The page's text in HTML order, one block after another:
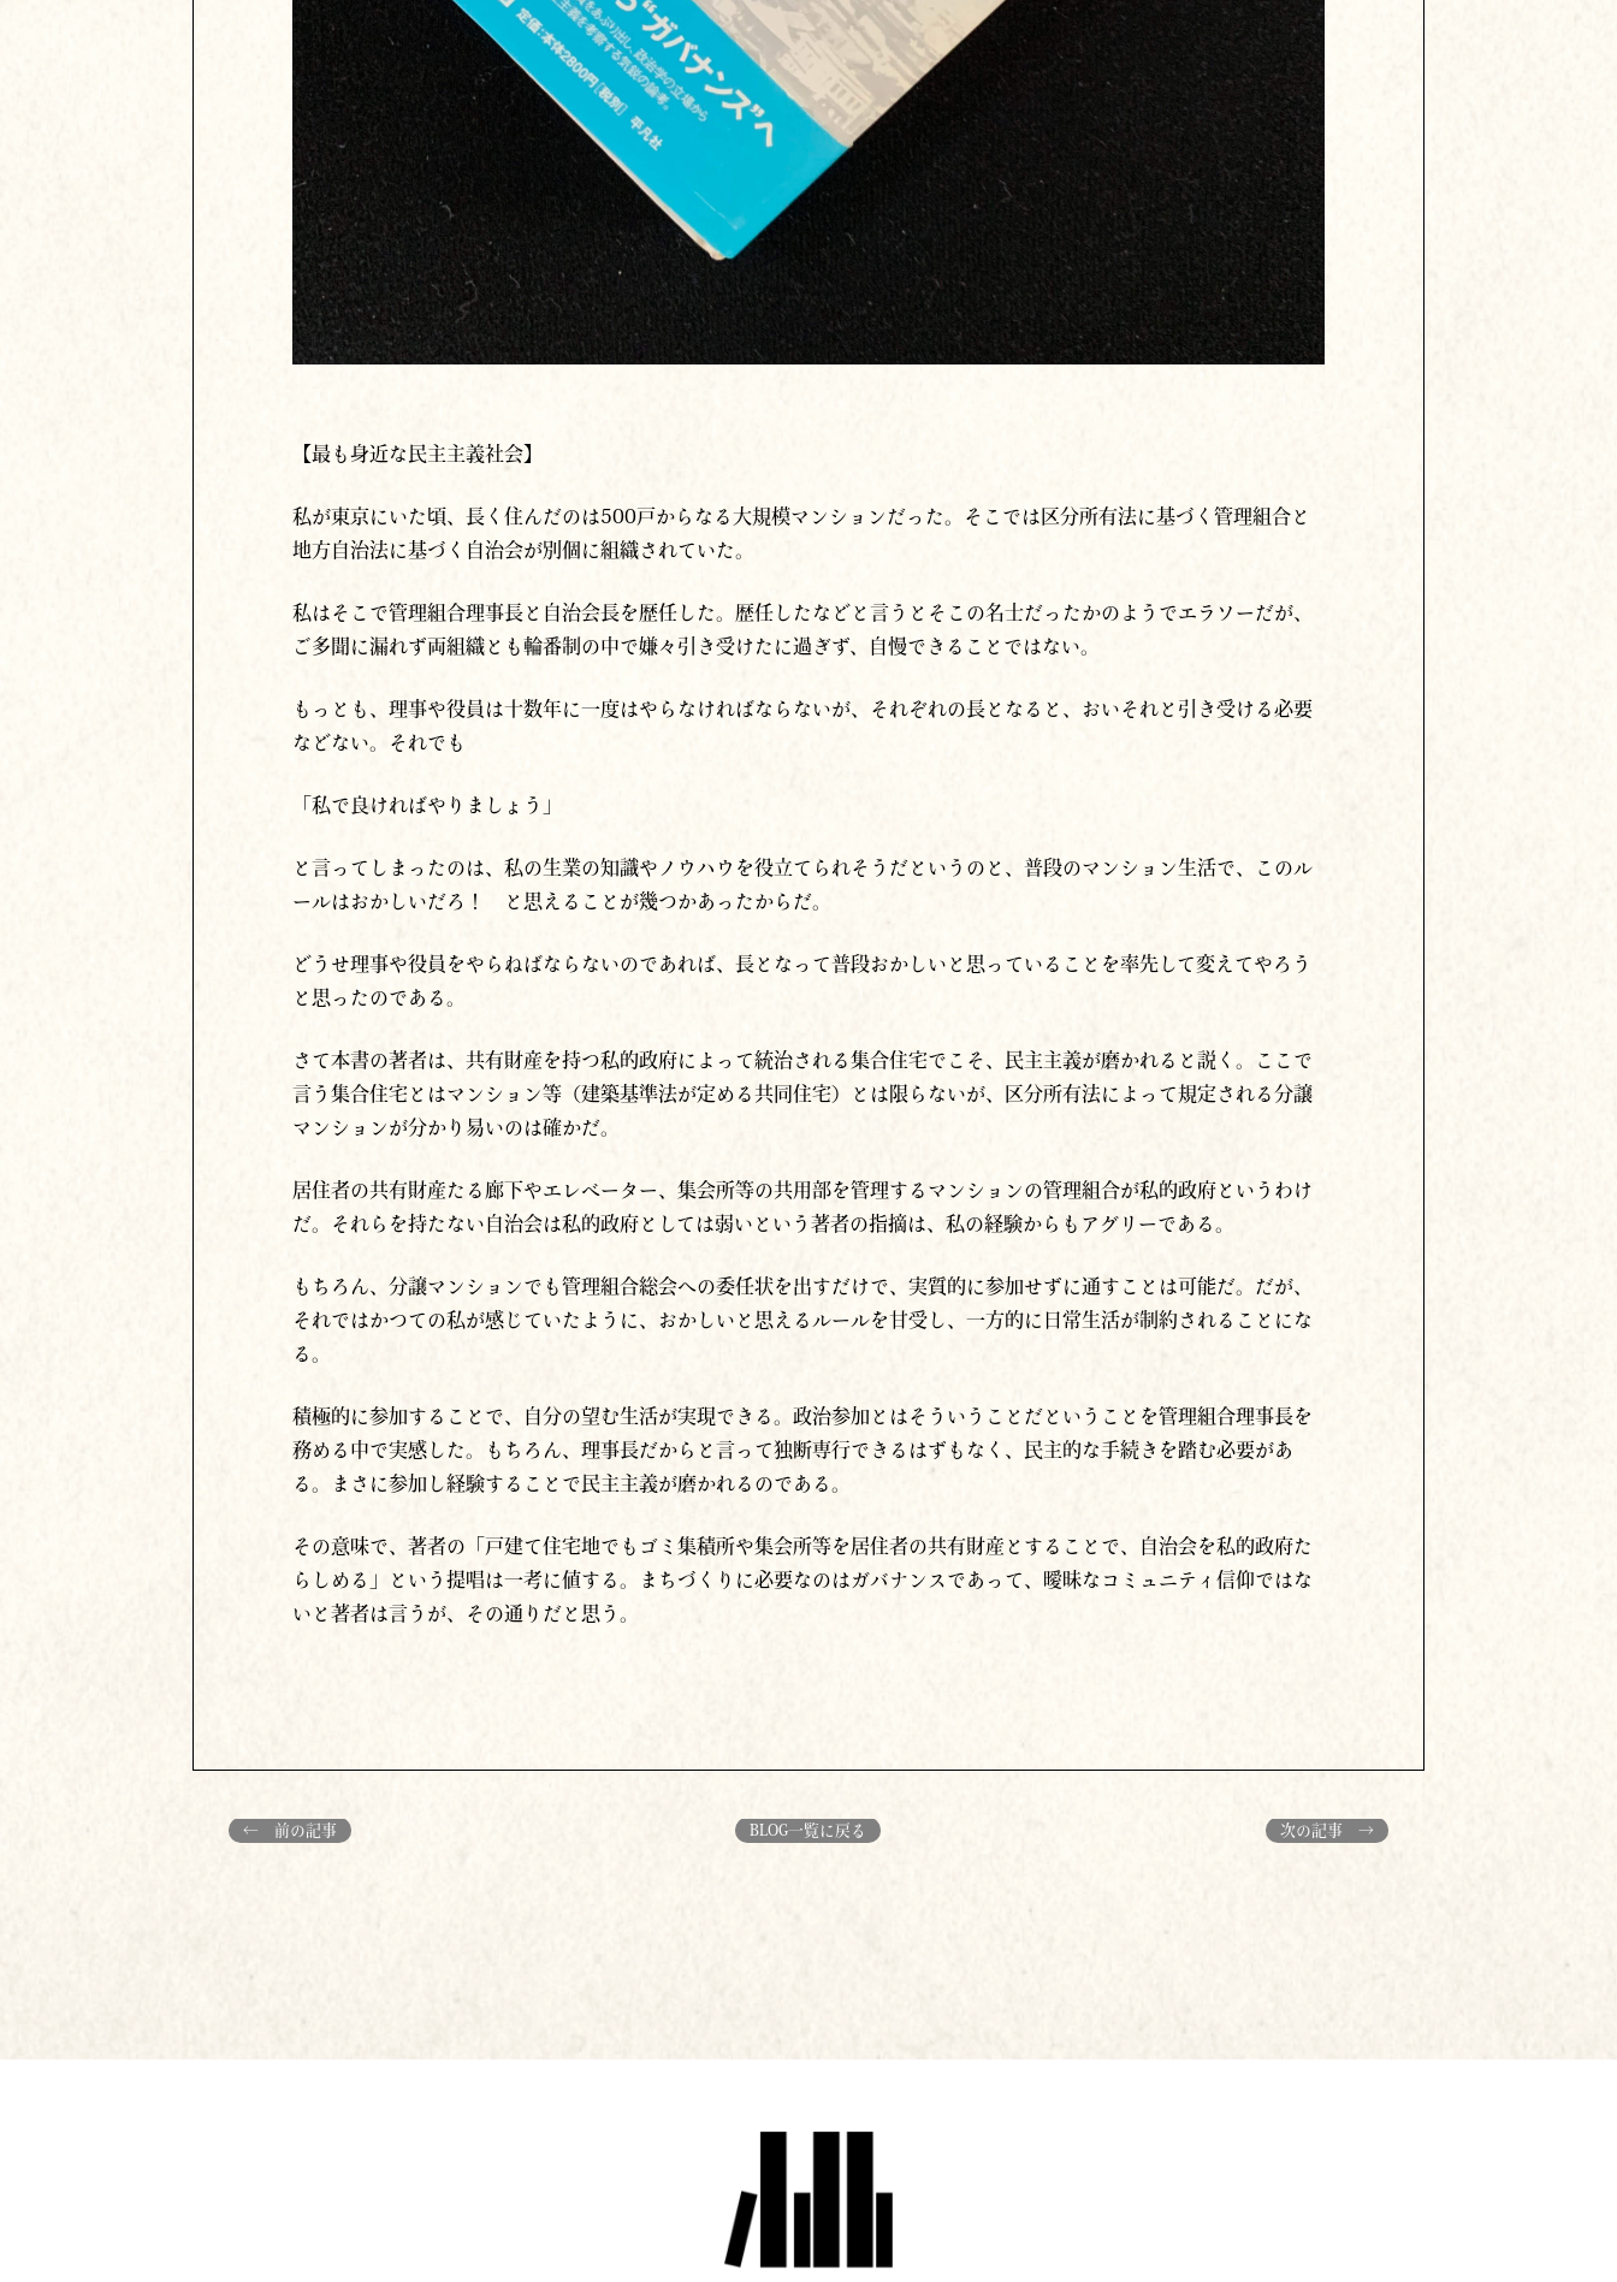
【最も身近な民主主義社会】
私が東京にいた頃、長く住んだのは500戸からなる大規模マンションだった。そこでは区分所有法に基づく管理組合と
地方自治法に基づく自治会が別個に組織されていた。
私はそこで管理組合理事長と自治会長を歴任した。歴任したなどと言うとそこの名士だったかのようでエラソーだが、
ご多聞に漏れず両組織とも輪番制の中で嫌々引き受けたに過ぎず、自慢できることではない。
もっとも、理事や役員は十数年に一度はやらなければならないが、それぞれの長となると、おいそれと引き受ける必要
などない。それでも
「私で良ければやりましょう」
と言ってしまったのは、私の生業の知識やノウハウを役立てられそうだというのと、普段のマンション生活で、このル
ールはおかしいだろ！ と思えることが幾つかあったからだ。
どうせ理事や役員をやらねばならないのであれば、長となって普段おかしいと思っていることを率先して変えてやろう
と思ったのである。
さて本書の著者は、共有財産を持つ私的政府によって統治される集合住宅でこそ、民主主義が磨かれると説く。ここで
言う集合住宅とはマンション等（建築基準法が定める共同住宅）とは限らないが、区分所有法によって規定される分譲
マンションが分かり易いのは確かだ。
居住者の共有財産たる廊下やエレベーター、集会所等の共用部を管理するマンションの管理組合が私的政府というわけ
だ。それらを持たない自治会は私的政府としては弱いという著者の指摘は、私の経験からもアグリーである。
もちろん、分譲マンションでも管理組合総会への委任状を出すだけで、実質的に参加せずに通すことは可能だ。だが、
それではかつての私が感じていたように、おかしいと思えるルールを甘受し、一方的に日常生活が制約されることにな
る。
積極的に参加することで、自分の望む生活が実現できる。政治参加とはそういうことだということを管理組合理事長を
務める中で実感した。もちろん、理事長だからと言って独断専行できるはずもなく、民主的な手続きを踏む必要があ
る。まさに参加し経験することで民主主義が磨かれるのである。
その意味で、著者の「戸建て住宅地でもゴミ集積所や集会所等を居住者の共有財産とすることで、自治会を私的政府た
らしめる」という提唱は一考に値する。まちづくりに必要なのはガバナンスであって、曖昧なコミュニティ信仰ではな
いと著者は言うが、その通りだと思う。
← 前の記事 BLOG一覧に戻る 次の記事 →